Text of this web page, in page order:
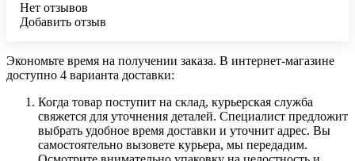
Нет отзывов
Добавить отзыв
Экономьте время на получении заказа. В интернет-магазине
доступно 4 варианта доставки:
Когда товар поступит на склад, курьерская служба
свяжется для уточнения деталей. Специалист предложит
выбрать удобное время доставки и уточнит адрес. Вы
самостоятельно вызовете курьера, мы передадим.